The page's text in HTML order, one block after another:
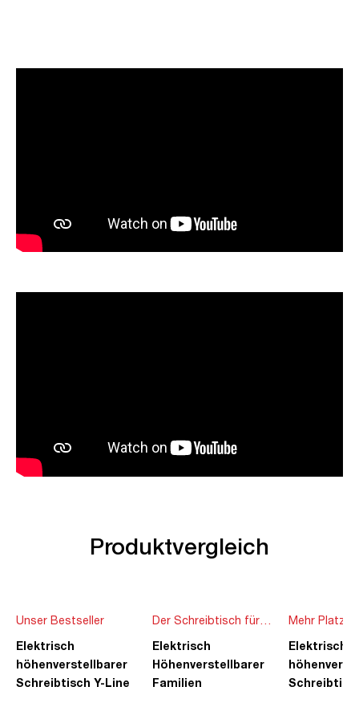
Produktvergleich
Unser Bestseller
Elektrisch
höhenverstellbarer
Schreibtisch Y-Line
Der Schreibtisch für
die ganze Familie
Elektrisch
Höhenverstellbarer
Familien
Mehr Platz
Ideen
Elektrisch